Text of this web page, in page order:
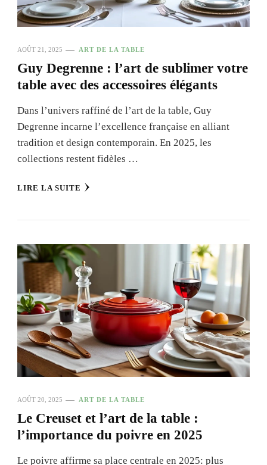
AOÛT 21, 2025 ART DE LA TABLE
Guy Degrenne : l’art de sublimer votre
table avec des accessoires élégants
Dans l’univers raffiné de l’art de la table, Guy
Degrenne incarne l’excellence française en alliant
tradition et design contemporain. En 2025, les
collections restent fidèles …
LIRE LA SUITE
AOÛT 20, 2025 ART DE LA TABLE
Le Creuset et l’art de la table :
l’importance du poivre en 2025
Le poivre affirme sa place centrale en 2025: plus